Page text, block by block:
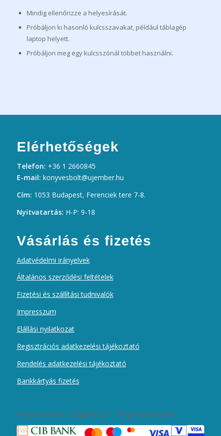
Mindig ellenőrizze a helyesírását.
Próbáljon ki hasonló kulcsszavakat, például táblagép
laptop helyett.
Próbáljon meg egy kulcsszónál többet használni.
Elérhetőségek
Telefon: +36 1 2660845
E-mail: konyvesbolt@ujember.hu
Cím: 1053 Budapest, Ferenciek tere 7-8.
Nyitvatartás: H-P: 9-18
Vásárlás és fizetés
Adatvédelmi irányelvek
Általános szerződési feltételek
Fizetési és szállítási tudnivalók
Impresszum
Elállási nyilatkozat
Regisztrációs adatkezelési tájékoztató
Rendelés adatkezelési tájékoztató
Bankkártyás fizetés
Kártyás fizetés szolgáltatója – Elfogadott kártyák